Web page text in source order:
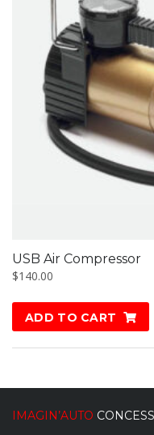
USB Air Compressor
$140.00
ADD TO CART
IMAGIN’AUTO